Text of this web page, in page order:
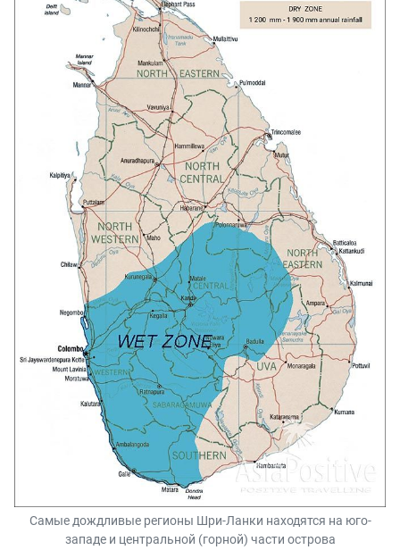
Самые дождливые регионы Шри-Ланки находятся на юго-
западе и центральной (горной) части острова